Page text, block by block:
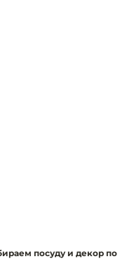
посуду и декор по